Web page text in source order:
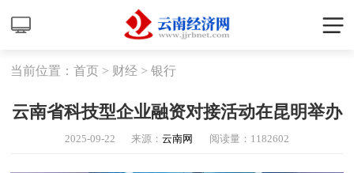
当前位置：首页 > 财经 >银行
云南省科技型企业融资对接活动在昆明举办
2025-09-22 来源：云南网 阅读量： 1182602